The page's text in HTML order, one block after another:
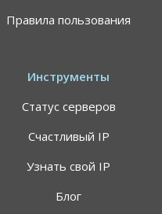
Правила пользования
Инструменты
Статус серверов
Счастливый IP
Узнать свой IP
Блог